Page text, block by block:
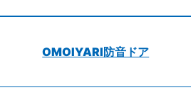
OMOIYARI防音ドア